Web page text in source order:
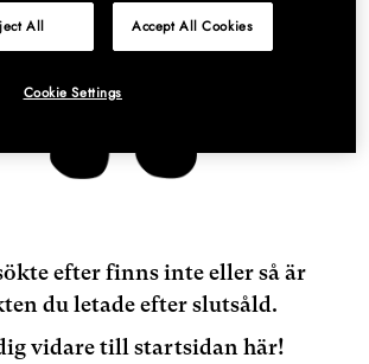
efter finns inte eller så är
du letade efter slutsåld.
vidare till startsidan här!
All Accept All Cookies
Cookie Settings